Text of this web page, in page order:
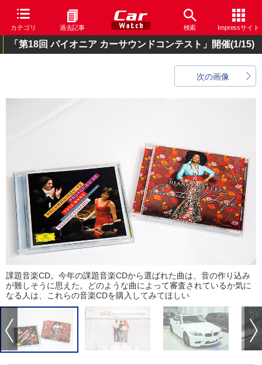
カテゴリ 過去記事 検索 Impressサイト
「第18回 パイオニア カーサウンドコンテスト」開催(1/15)
次の画像
課題音楽CD。今年の課題音楽CDから選ばれた曲は、音の作り込み
が難しそうに思えた。どのような曲によって審査されているか気に
なる人は、これらの音楽CDを購入してみてほしい